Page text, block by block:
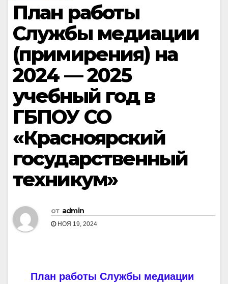
План работы
Службы медиации
(примирения) на
2024 — 2025
учебный год в
ГБПОУ СО
«Красноярский
государственный
техникум»
от admin
НОЯ 19, 2024
План работы Службы медиации